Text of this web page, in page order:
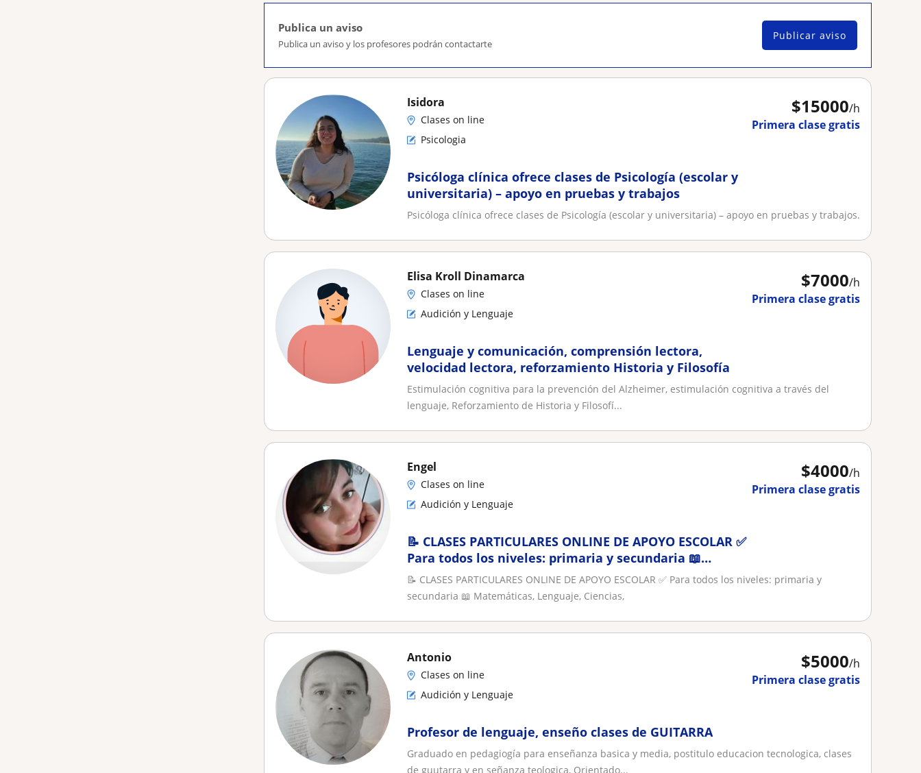
Publica un aviso
Publica un aviso y los profesores podrán contactarte
Publicar aviso
$15000/h
Primera clase gratis
Isidora
Clases on line
Psicologia
Psicóloga clínica ofrece clases de Psicología (escolar y
universitaria) – apoyo en pruebas y trabajos
Psicóloga clínica ofrece clases de Psicología (escolar y universitaria) – apoyo en pruebas y trabajos.
$7000/h
Primera clase gratis
Elisa Kroll Dinamarca
Clases on line
Audición y Lenguaje
Lenguaje y comunicación, comprensión lectora,
velocidad lectora, reforzamiento Historia y Filosofía
Estimulación cognitiva para la prevención del Alzheimer, estimulación cognitiva a través del
lenguaje, Reforzamiento de Historia y Filosofí...
$4000/h
Primera clase gratis
Engel
Clases on line
Audición y Lenguaje
📝 CLASES PARTICULARES ONLINE DE APOYO ESCOLAR ✅
Para todos los niveles: primaria y secundaria 📖
Matemáticas, Lenguaje, Ciencias
📝 CLASES PARTICULARES ONLINE DE APOYO ESCOLAR ✅ Para todos los niveles: primaria y
secundaria 📖 Matemáticas, Lenguaje, Ciencias,
$5000/h
Primera clase gratis
Antonio
Clases on line
Audición y Lenguaje
Profesor de lenguaje, enseño clases de GUITARRA
Graduado en pedagiogía para enseñanza basica y media, postitulo educacion tecnologica, clases
de guutarra y en señanza teologica, Orientado...